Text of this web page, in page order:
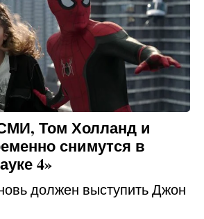
Том Холланд и
снимутся в
4»
должен выступить Джон